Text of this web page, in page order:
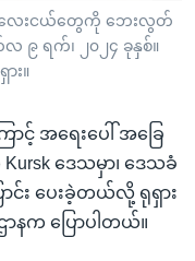
ကလေးငယ်တွေကို ဘေးလွတ်
လ ၉ ရက်၊ ၂၀၂၄ ခုနှစ်။
း။
အရေးပေါ် အခြေ
ဒေသမှာ၊ ဒေသခံ
င်း ပေးခဲ့တယ်လို့ ရုရှား
နက ပြောပါတယ်။